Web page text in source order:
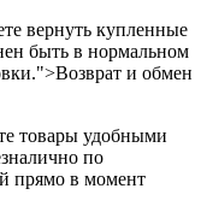
вернуть купленные
быть в нормальном
и обмен
товары удобными
по
прямо в момент